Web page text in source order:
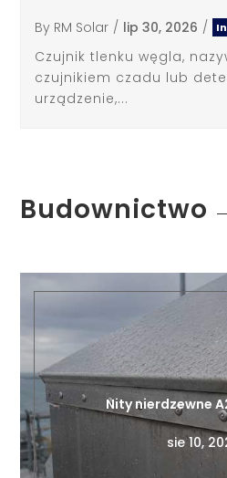
By RM Solar / lip 30, 2026 /
Czujnik tlenku węgla,
czujnikiem czadu lub
urządzenie,...
Budownictwo
Nity nierdzewne
sie 10,